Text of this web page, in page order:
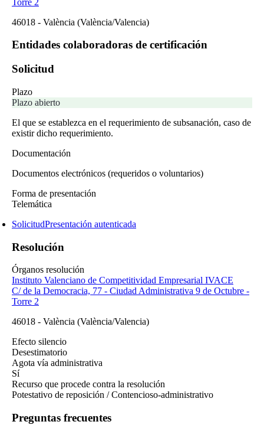
46018 - València (València/Valencia)
Entidades colaboradoras de certificación
Solicitud
Plazo
Plazo abierto
El que se establezca en el requerimiento de subsanación, caso de
existir dicho requerimiento.
Documentación
Documentos electrónicos (requeridos o voluntarios)
Forma de presentación
Telemática
SolicitudPresentación autenticada
Resolución
Órganos resolución
Instituto Valenciano de Competitividad Empresarial IVACE
C/ de la Democracia, 77 - Ciudad Administrativa 9 de Octubre -
Torre 2
46018 - València (València/Valencia)
Efecto silencio
Desestimatorio
Agota vía administrativa
Sí
Recurso que procede contra la resolución
Potestativo de reposición / Contencioso-administrativo
Preguntas frecuentes